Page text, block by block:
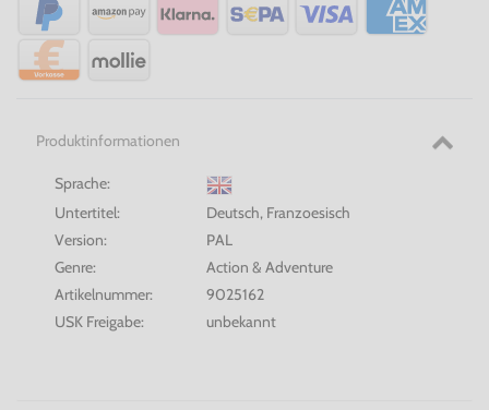
Produktinformationen
Sprache:
Untertitel:
Deutsch, Franzoesisch
Version:
PAL
Genre:
Action & Adventure
Artikelnummer:
9025162
USK Freigabe:
unbekannt